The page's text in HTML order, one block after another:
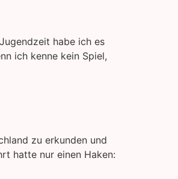
habe ich es
ich kenne kein Spiel,
zu erkunden und
hatte nur einen Haken: